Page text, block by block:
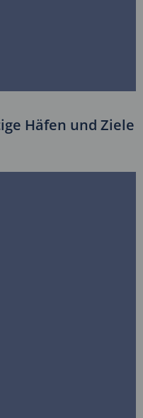
Häfen und Ziele